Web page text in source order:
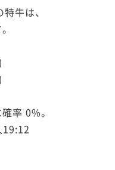
牛は、
率 0%。
19:12